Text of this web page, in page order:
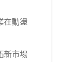
在動盪
新市場